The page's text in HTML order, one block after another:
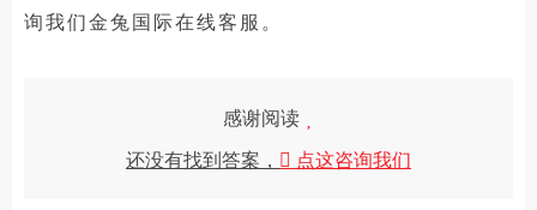
询我们金兔国际在线客服。
感谢阅读
还没有找到答案， 点这咨询我们